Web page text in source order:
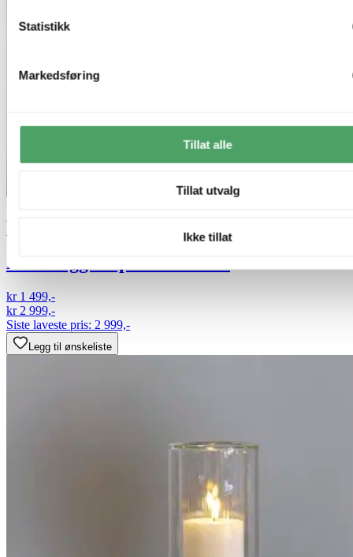
Statistikk
Markedsføring
Tillat alle
Tillat utvalg
Ikke tillat
Bestselger
Nova Life
Arve vegglampe 40cm brun
kr 1 499,-
kr 2 999,-
Siste laveste pris: 2 999,-
Legg til ønskeliste